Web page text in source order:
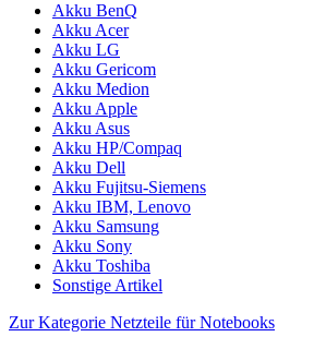
Akku BenQ
Akku Acer
Akku LG
Akku Gericom
Akku Medion
Akku Apple
Akku Asus
Akku HP/Compaq
Akku Dell
Akku Fujitsu-Siemens
Akku IBM, Lenovo
Akku Samsung
Akku Sony
Akku Toshiba
Sonstige Artikel
Zur Kategorie Netzteile für Notebooks